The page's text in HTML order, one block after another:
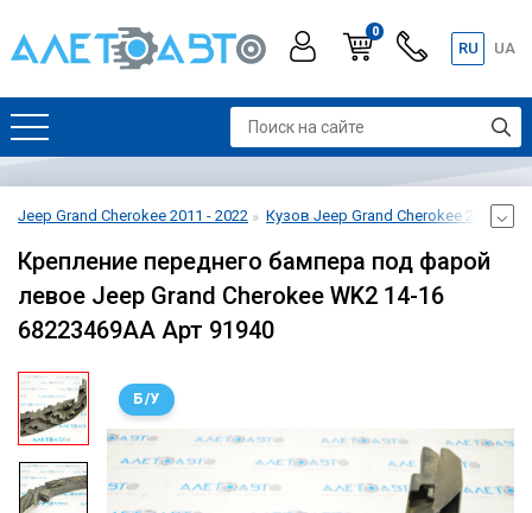
0
RU UA
Jeep Grand Cherokee 2011 - 2022 Кузов Jeep Grand Cherokee 2011 -
Крепление переднего бампера под фарой
левое Jeep Grand Cherokee WK2 14-16
68223469AA Арт 91940
Б/У